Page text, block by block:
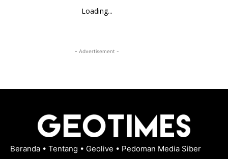
Loading...
- Advertisement -
Beranda • Tentang • Geolive • Pedoman Media Siber